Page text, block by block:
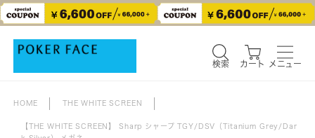
検索 カート メニュー
HOME THE WHITE SCREEN
【THE WHITE SCREEN】 Sharp シャープ TGY/DSV（Titanium Grey/Dar